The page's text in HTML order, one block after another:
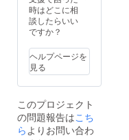
時はどこに相
談したらいい
ですか？
ヘルプページを
見る
このプロジェクト
の問題報告はこち
らよりお問い合わ